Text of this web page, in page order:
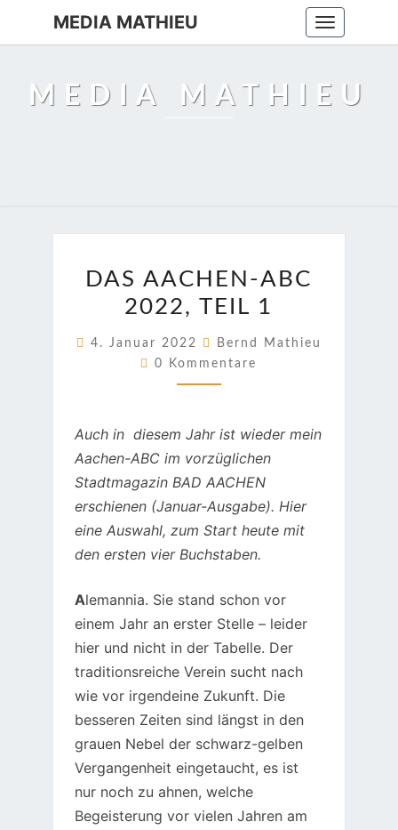
Toggle
navigation
MEDIA MATHIEU
MEDIA MATHIEU
AACHEN-
ABC
TEIL
1
DAS AACHEN-ABC
2022, TEIL 1
4. Januar 2022
Bernd Mathieu
Kommentare
0 Kommentare
Auch in diesem Jahr ist wieder mein
Aachen-ABC im vorzüglichen
Stadtmagazin BAD AACHEN
erschienen (Januar-Ausgabe). Hier
eine Auswahl, zum Start heute mit
den ersten vier Buchstaben.
Alemannia. Sie stand schon vor
einem Jahr an erster Stelle – leider
hier und nicht in der Tabelle. Der
traditionsreiche Verein sucht nach
wie vor irgendeine Zukunft. Die
besseren Zeiten sind längst in den
grauen Nebel der schwarz-gelben
Vergangenheit eingetaucht, es ist
nur noch zu ahnen, welche
Begeisterung vor vielen Jahren am